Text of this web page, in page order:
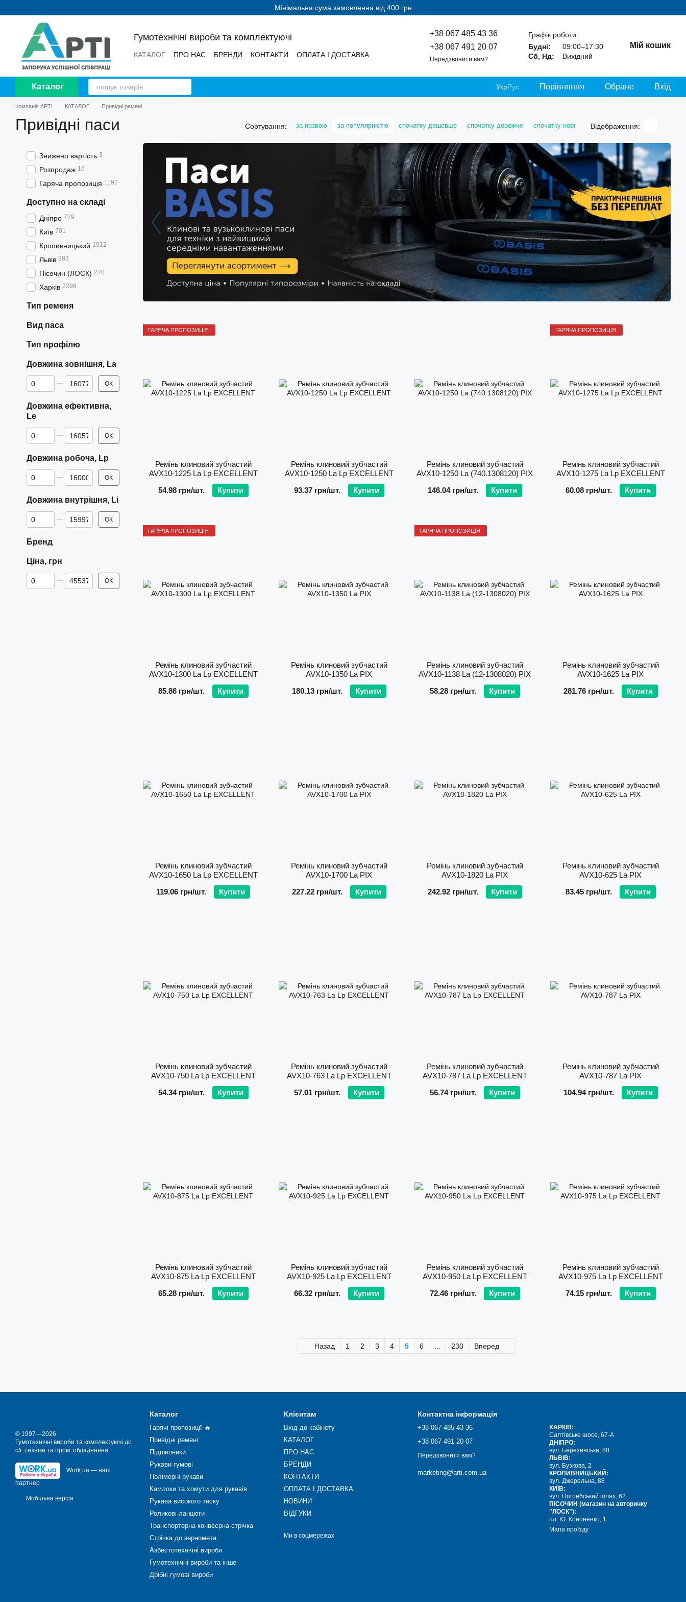
Мінімальна сума замовлення від 400 грн
Гумотехнічні вироби та комплектуючі
КАТАЛОГ ПРО НАС БРЕНДИ КОНТАКТИ
ОПЛАТА І ДОСТАВКА
+38 067 485 43 36
+38 067 491 20 07
Передзвонити вам?
Графік роботи:
Будні:
09:00–17:30
Сб, Нд:
Вихідний
Мій кошик
Каталог УкрРус Порівняння Обране Вхід
Компанія АРТІ КАТАЛОГ Привідні ремені
Привідні паси Сортування: за назвою за популярністю спочатку дешевше спочатку дорожче спочатку нові Відображення:
ГАРЯЧА ПРОПОЗИЦІЯ
Ремінь клиновий зубчастий
AVХ10-1225 La Lp EXCELLENT
54.98 грн/шт.
Купити
Ремінь клиновий зубчастий
AVХ10-1250 La Lp EXCELLENT
93.37 грн/шт.
Купити
Ремінь клиновий зубчастий
AVX10-1250 La (740.1308120) PIX
146.04 грн/шт.
Купити
ГАРЯЧА ПРОПОЗИЦІЯ
Ремінь клиновий зубчастий
AVХ10-1275 La Lp EXCELLENT
60.08 грн/шт.
Купити
ГАРЯЧА ПРОПОЗИЦІЯ
Ремінь клиновий зубчастий
AVХ10-1300 La Lp EXCELLENT
85.86 грн/шт.
Купити
Ремінь клиновий зубчастий
AVХ10-1350 La PIX
180.13 грн/шт.
Купити
ГАРЯЧА ПРОПОЗИЦІЯ
Ремінь клиновий зубчастий
AVX10-1138 La (12-1308020) PIX
58.28 грн/шт.
Купити
Ремінь клиновий зубчастий
AVX10-1625 La PIX
281.76 грн/шт.
Купити
Ремінь клиновий зубчастий
AVХ10-1650 La Lp EXCELLENT
119.06 грн/шт.
Купити
Ремінь клиновий зубчастий
AVX10-1700 La PIX
227.22 грн/шт.
Купити
Ремінь клиновий зубчастий
AVX10-1820 La PIX
242.92 грн/шт.
Купити
Ремінь клиновий зубчастий
AVХ10-625 La PIX
83.45 грн/шт.
Купити
Ремінь клиновий зубчастий
AVХ10-750 La Lp EXCELLENT
54.34 грн/шт.
Купити
Ремінь клиновий зубчастий
AVX10-763 La Lp EXCELLENT
57.01 грн/шт.
Купити
Ремінь клиновий зубчастий
AVX10-787 La Lp EXCELLENT
56.74 грн/шт.
Купити
Ремінь клиновий зубчастий
AVХ10-787 La PIX
104.94 грн/шт.
Купити
Ремінь клиновий зубчастий
AVX10-875 La Lp EXCELLENT
65.28 грн/шт.
Купити
Ремінь клиновий зубчастий
AVХ10-925 La Lp EXCELLENT
66.32 грн/шт.
Купити
Ремінь клиновий зубчастий
AVХ10-950 La Lp EXCELLENT
72.46 грн/шт.
Купити
Ремінь клиновий зубчастий
AVХ10-975 La Lp EXCELLENT
74.15 грн/шт.
Купити
Назад 1 2 3 4 5 6 230 Вперед
Знижено вартість 3
Розпродаж 16
Гаряча пропозиція 1192
Доступно на складі
Дніпро 779
Київ 701
Кропивницький 1912
Львів 883
Пісочин (ЛОСК) 270
Харків 2298
Тип ременя
Вид паса
Тип профілю
Довжина зовнішня, La
Від Довжина зовнішня, La
До Довжина зовнішня, La
ОК
Довжина ефективна,
Le
Від Довжина ефективна, Le
До Довжина ефективна, Le
ОК
Довжина робоча, Lp
Від Довжина робоча, Lp
До Довжина робоча, Lp ОК
Довжина внутрішня, Li
Від Довжина внутрішня, Li
До Довжина внутрішня, Li
ОК
Бренд
Ціна, грн
Від Ціна, грн
До Ціна, грн ОК
© 1997—2026
Гумотехнічні вироби та комплектуючі до
с/г. техніки та пром. обладнання
Work.ua — наш
партнер
Мобільна версія
Каталог
Гарячі пропозиції 🔥
Привідні ремені
Підшипники
Рукави гумові
Полімерні рукави
Камлоки та хомути для рукавів
Рукава високого тиску
Роликові ланцюги
Транспортерна конвеєрна стрічка
Стрічка до зерномета
Азбестотехнічні вироби
Гумотехнічні вироби та інше
Дрібні гумові вироби
Клієнтам
Вхід до кабінету
КАТАЛОГ
ПРО НАС
БРЕНДИ
КОНТАКТИ
ОПЛАТА І ДОСТАВКА
НОВИНИ
ВІДГУКИ
Ми в соцмережах
Контактна інформація
+38 067 485 43 36
+38 067 491 20 07
Передзвонити вам?
marketing@arti.com.ua
ХАРКІВ:
Салтівське шосе, 67-А
ДНІПРО:
вул. Березинська, 80
ЛЬВІВ:
вул. Бузкова, 2
КРОПИВНИЦЬКИЙ:
вул. Джерельна, 88
КИЇВ:
вул. Погребський шлях, 62
ПІСОЧИН (магазин на авторинку
"ЛОСК"):
пл. Ю. Кононенко, 1
Мапа проїзду